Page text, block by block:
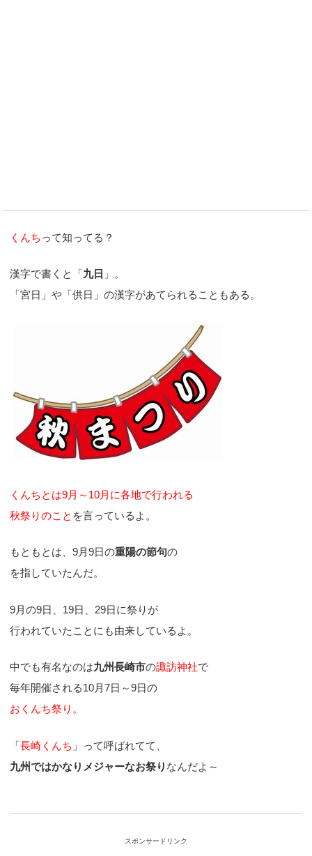
くんち って知ってる？
漢字で書くと「九日 」。
「宮日」や「供日」の漢字があてられることもある。
くんちとは9月～10月に各地で行われる
秋祭りのこと を言っているよ。
もともとは、9月9日の重陽の節句の
を指していたんだ。
9月の9日、19日、29日に祭りが
行われていたことにも由来しているよ。
中でも有名なのは九州長崎市の諏訪神社で
毎年開催される10月7日～9日の
おくんち祭り。
「長崎くんち 」って呼ばれてて、
九州ではかなりメジャーなお祭り なんだよ～
スポンサードリンク